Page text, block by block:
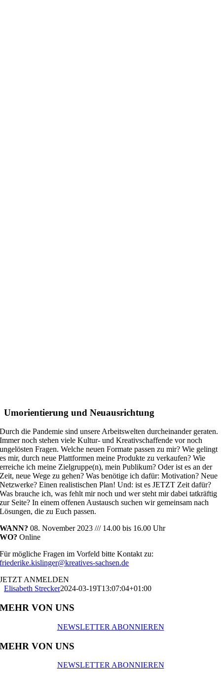
Umorientierung und Neuausrichtung
Durch die Pandemie sind unsere Arbeitswelten durcheinander geraten.
Immer noch stehen viele Kultur- und Kreativschaffende vor noch
ungelösten Fragen. Welche neuen Formate passen zu mir? Wie gelingt
es mir, durch neue Plattformen meine Produkte zu verkaufen? Wie
erreiche ich meine Zielgruppe(n), mein Publikum? Oder ist es an der
Zeit, neue Wege zu gehen? Was benötige ich dafür: Motivation? Neue
Netzwerke? Einen realistischen Plan! Und: ist es JETZT Zeit dafür?
Was brauche ich, was fehlt mir noch und wer steht mir dabei tatkräftig
zur Seite? In einem offenen Austausch suchen wir gemeinsam nach
Lösungen, die zu Euch passen.
WANN?08. November 2023 /// 14.00 bis 16.00 Uhr
WO?Online
Für mögliche Fragen im Vorfeld bitte Kontakt zu:
friederike.kislinger@kreatives-sachsen.de
JETZT ANMELDEN
Elisabeth Strecker2024-03-19T13:07:04+01:00
MEHR VON UNS
NEWSLETTER ABONNIEREN
MEHR VON UNS
NEWSLETTER ABONNIEREN